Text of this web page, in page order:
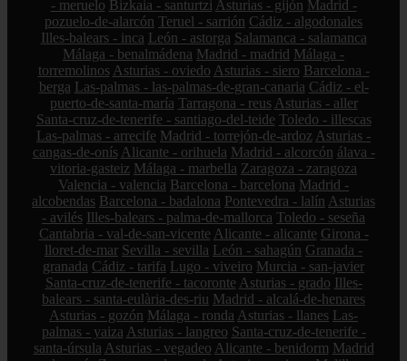
- meruelo Bizkaia - santurtzi Asturias - gijón Madrid -
pozuelo-de-alarcón Teruel - sarrión Cádiz - algodonales
Illes-balears - inca León - astorga Salamanca - salamanca
Málaga - benalmádena Madrid - madrid Málaga -
torremolinos Asturias - oviedo Asturias - siero Barcelona -
berga Las-palmas - las-palmas-de-gran-canaria Cádiz - el-
puerto-de-santa-maría Tarragona - reus Asturias - aller
Santa-cruz-de-tenerife - santiago-del-teide Toledo - illescas
Las-palmas - arrecife Madrid - torrejón-de-ardoz Asturias -
cangas-de-onís Alicante - orihuela Madrid - alcorcón álava -
vitoria-gasteiz Málaga - marbella Zaragoza - zaragoza
Valencia - valencia Barcelona - barcelona Madrid -
alcobendas Barcelona - badalona Pontevedra - lalín Asturias
- avilés Illes-balears - palma-de-mallorca Toledo - seseña
Cantabria - val-de-san-vicente Alicante - alicante Girona -
lloret-de-mar Sevilla - sevilla León - sahagún Granada -
granada Cádiz - tarifa Lugo - viveiro Murcia - san-javier
Santa-cruz-de-tenerife - tacoronte Asturias - grado Illes-
balears - santa-eulària-des-riu Madrid - alcalá-de-henares
Asturias - gozón Málaga - ronda Asturias - llanes Las-
palmas - yaiza Asturias - langreo Santa-cruz-de-tenerife -
santa-úrsula Asturias - vegadeo Alicante - benidorm Madrid